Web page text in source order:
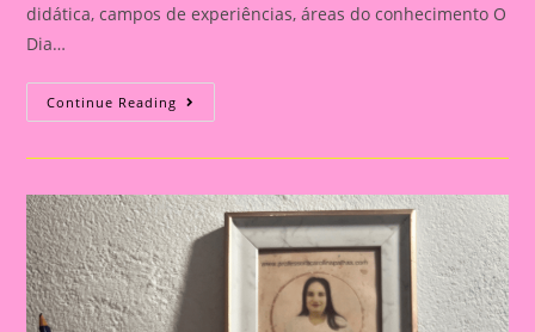
didática, campos de experiências, áreas do conhecimento O
Dia…
Continue Reading Cartão
Lembrança
Pais
|
Dia
Dos
Pais:
Celebrando
A
Importância